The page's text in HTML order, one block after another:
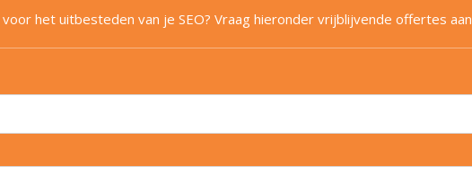
het uitbesteden van je SEO? Vraag hieronder vrijblijvende offertes aan